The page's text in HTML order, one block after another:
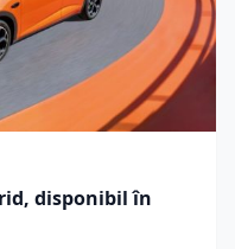
disponibil în